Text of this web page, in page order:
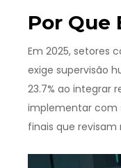
Por Que
Em 2025, setores
exige supervisão
23.7% ao integrar
implementar com
finais que revisam